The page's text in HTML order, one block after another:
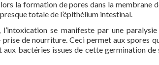
la formation de pores dans la membrane
totale de l’épithélium intestinal.
l’intoxication se manifeste par une
prise de nourriture. Ceci permet aux spores
aux bactéries issues de cette germination